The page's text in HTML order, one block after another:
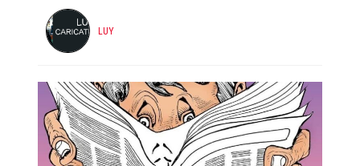
LUY